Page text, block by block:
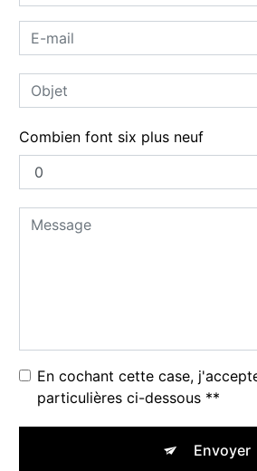
Combien font six plus neuf
En cochant cette case,
particulières ci-dessous **
Envoyer